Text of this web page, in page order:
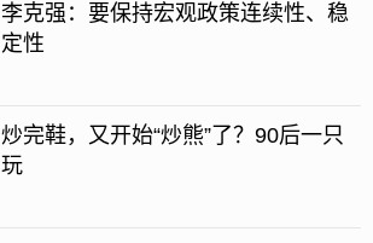
李克强：要保持宏观政策连续性、稳
定性
炒完鞋，又开始“炒熊”了？90后一只
玩